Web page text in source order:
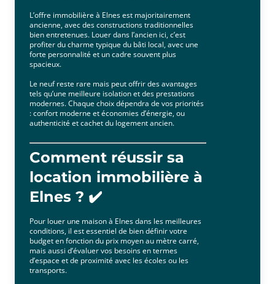
L’offre immobilière à Elnes est majoritairement
ancienne, avec des constructions traditionnelles
bien entretenues. Louer dans l’ancien ici, c’est
profiter du charme typique du bâti local, avec une
forte personnalité et un cadre souvent plus
spacieux.
Le neuf reste rare mais peut offrir des avantages
tels qu’une meilleure isolation et des prestations
modernes. Chaque choix dépendra de vos priorités
: confort moderne et économies d’énergie, ou
authenticité et cachet du logement ancien.
Comment réussir sa
location immobilière à
Elnes ? ✔️
Pour louer une maison à Elnes dans les meilleures
conditions, il est essentiel de bien définir votre
budget en fonction du prix moyen au mètre carré,
mais aussi d’évaluer vos besoins en termes
d’espace et de proximité avec les écoles ou les
transports.